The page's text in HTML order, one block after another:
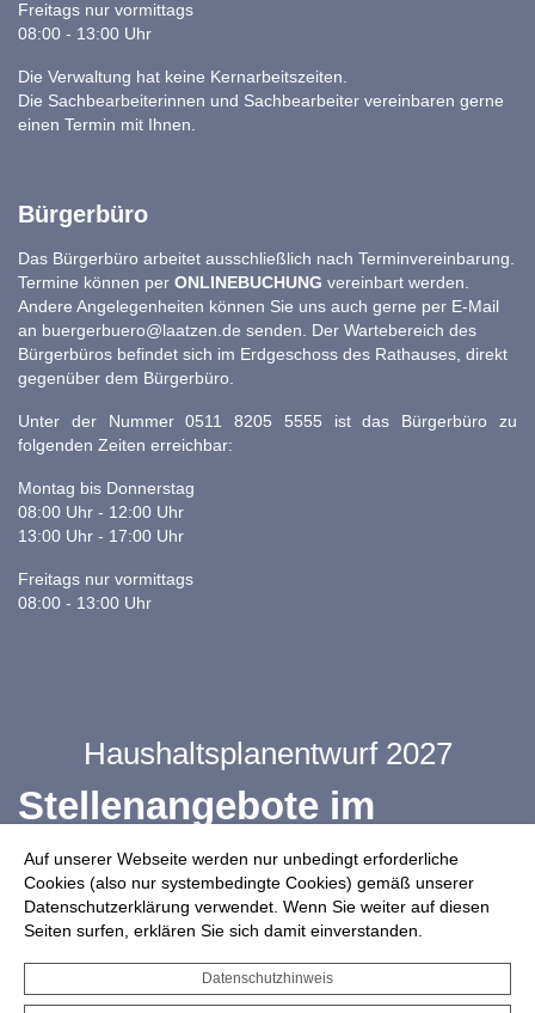
Auf unserer Webseite werden nur unbedingt erforderliche
Cookies (also nur systembedingte Cookies) gemäß unserer
Datenschutzerklärung verwendet. Wenn Sie weiter auf diesen
Seiten surfen, erklären Sie sich damit einverstanden.
Datenschutzhinweis
Freitags nur vormittags
08:00 - 13:00 Uhr
Die Verwaltung hat keine Kernarbeitszeiten.
Die Sachbearbeiterinnen und Sachbearbeiter vereinbaren gerne
einen Termin mit Ihnen.
Bürgerbüro
Das Bürgerbüro arbeitet ausschließlich nach Terminvereinbarung.
Termine können per ONLINEBUCHUNG vereinbart werden.
Andere Angelegenheiten können Sie uns auch gerne per E-Mail
an buergerbuero@laatzen.de senden. Der Wartebereich des
Bürgerbüros befindet sich im Erdgeschoss des Rathauses, direkt
gegenüber dem Bürgerbüro.
Unter der Nummer 0511 8205 5555 ist das Bürgerbüro zu
folgenden Zeiten erreichbar:
Montag bis Donnerstag
08:00 Uhr - 12:00 Uhr
13:00 Uhr - 17:00 Uhr
Freitags nur vormittags
08:00 - 13:00 Uhr
Haushaltsplanentwurf 2027
Stellenangebote im
Ganztag
Infos zur Drohnennutzung
Starkregengefahrenkarte